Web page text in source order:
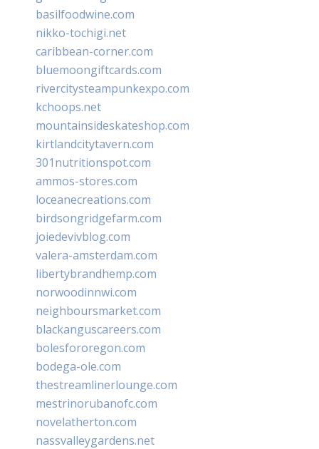
basilfoodwine.com
nikko-tochigi.net
caribbean-corner.com
bluemoongiftcards.com
rivercitysteampunkexpo.com
kchoops.net
mountainsideskateshop.com
kirtlandcitytavern.com
301nutritionspot.com
ammos-stores.com
loceanecreations.com
birdsongridgefarm.com
joiedevivblog.com
valera-amsterdam.com
libertybrandhemp.com
norwoodinnwi.com
neighboursmarket.com
blackanguscareers.com
bolesfororegon.com
bodega-ole.com
thestreamlinerlounge.com
mestrinorubanofc.com
novelatherton.com
nassvalleygardens.net